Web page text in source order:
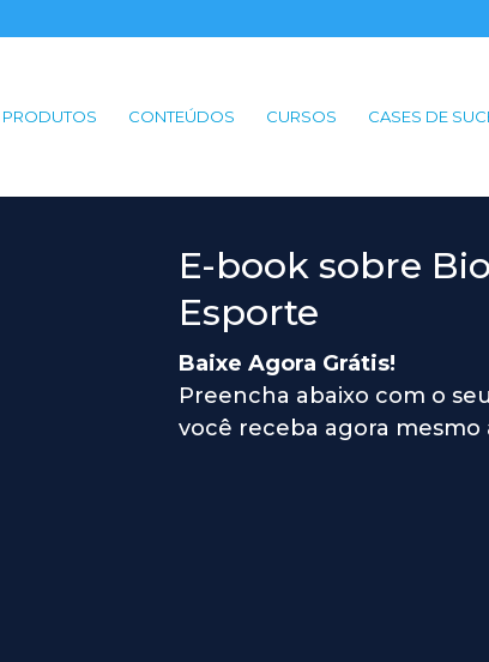
PRODUTOS CONTEÚDOS CURSOS CASES DE
E-book sobre
Esporte
Baixe Agora Grátis!
Preencha abaixo com o
você receba agora mesmo